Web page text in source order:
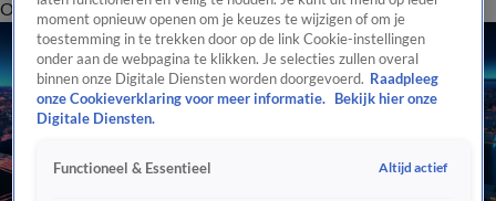
OverzichtRegioUitzendingenWeerTip de redactiePanelVideo's
moment opnieuw openen om je keuzes te wijzigen of om je
toestemming in te trekken door op de link Cookie-instellingen
onder aan de webpagina te klikken. Je selecties zullen overal
binnen onze Digitale Diensten worden doorgevoerd. Raadpleeg
onze Cookieverklaring voor meer informatie.
Bekijk hier onze
Digitale Diensten.
Functioneel & Essentieel Altijd actief